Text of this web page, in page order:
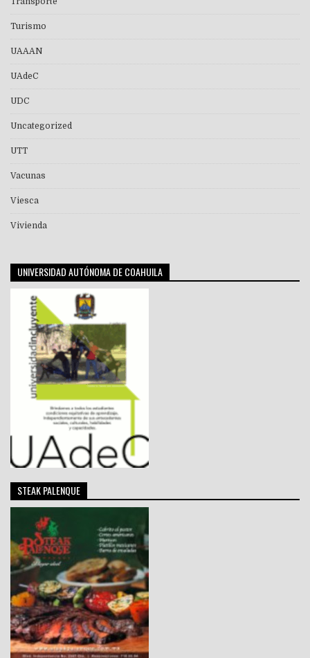
Turismo
UAAAN
UAdeC
UDC
Uncategorized
UTT
Vacunas
Viesca
Vivienda
UNIVERSIDAD AUTÓNOMA DE COAHUILA
STEAK PALENQUE